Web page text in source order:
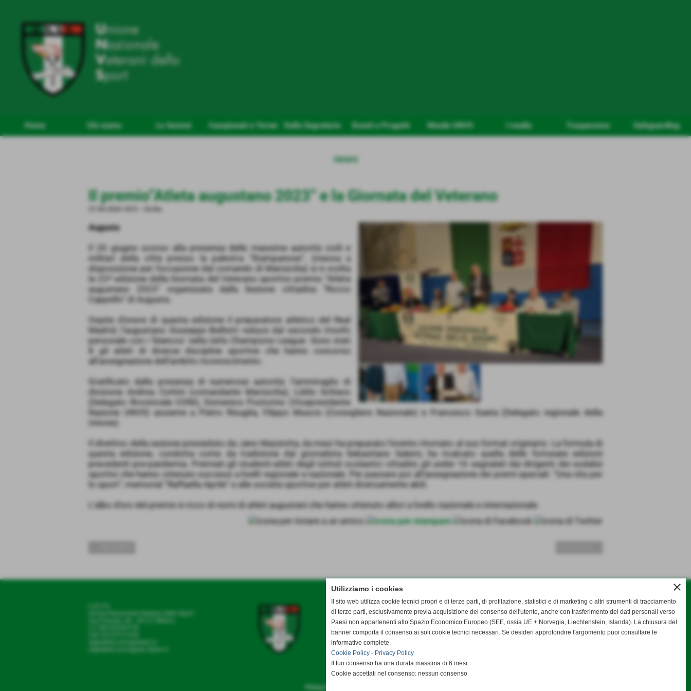
Home Chi siamo Le Sezioni Campionati e Tornei Dalla Segreteria Eventi e Progetti Mondo UNVS I media Trasparenza Safeguarding
news
Il premio”Atleta augustano 2023” e la Giornata del Veterano
Augusta
Il 20 giugno scorso alla presenza delle massime autorità civili e
militari della città presso la palestra “Stampanone”, (messa a
disposizione per l’occasione dal comando di Marisicilia) si è svolta
la 22ª edizione della Giornata del Veterano sportivo premio “Atleta
augustano 2023” organizzata dalla Sezione cittadina “Rocco
Cappello” di Augusta.
Ospite d’onore di questa edizione il preparatore atletico del Real
Madrid, l’augustano Giuseppe Bellistri reduce dal secondo trionfo
personale con i ‘blancos’ nella Uefa Champions League. Sono stati
8 gli atleti di diverse discipline sportive che hanno concorso
all’assegnazione dell’ambito riconoscimento.
Gratificato dalla presenza di numerose autorità: l’ammiraglio di
divisione Andrea Cottini (comandante Marisicilia), Liddo Schiavo
(Delegato Rrovinciale CONI), Domenico Postorino (Vicepresidente
Nazione UNVS) assieme a Pietro Risuglia, Filippo Muscio (Consigliere Nazionale) e Francesco Gaeta (Delegato regionale della
Unione).
Il direttivo della sezione presieduto da Jano Mazziotta, da mesi ha preparato l’evento ritornato al suo format originario. La formula di
questa edizione, condotta come da tradizione dal giornalista Sebastiano Salemi, ha ricalcato quella delle fortunate edizioni
precedenti pre-pandemia. Premiati gli studenti-atleti degli istituti scolastici cittadini, gli under 16 segnalati dai dirigenti dei sodalizi
sportivi che hanno ottenuto successi a livelli regionale e nazionale. Per passare poi all’assegnazione dei premi speciali: “Una vita per
lo sport”, memorial “Raffaella Aprile” e alle società sportive per atleti diversamente abili.
L’albo d’oro del premio è ricco di nomi di atleti augustani che hanno ottenuto allori a livello nazionale e internazionale.
close
Utilizziamo i cookies
Il sito web utilizza cookie tecnici propri e di terze parti, di profilazione, statistici e di marketing o altri strumenti di tracciamento
di terze parti, esclusivamente previa acquisizione del consenso dell'utente, anche con trasferimento dei dati personali verso
Paesi non appartenenti allo Spazio Economico Europeo (SEE, ossia UE + Norvegia, Liechtenstein, Islanda). La chiusura del
banner comporta il consenso ai soli cookie tecnici necessari. Se desideri approfondire l'argomento puoi consultare le
informative complete.
Cookie Policy - Privacy Policy
Il tuo consenso ha una durata massima di 6 mesi.
Cookie accettati nel consenso: nessun consenso